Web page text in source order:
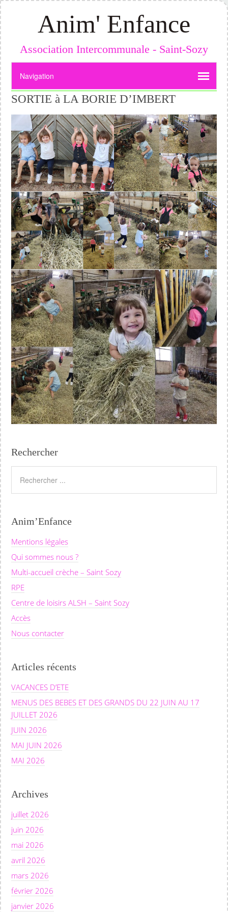
Anim' Enfance
Association Intercommunale - Saint-Sozy
SORTIE à LA BORIE D’IMBERT
Rechercher
Anim’Enfance
Mentions légales
Qui sommes nous ?
Multi-accueil crèche – Saint Sozy
RPE
Centre de loisirs ALSH – Saint Sozy
Accès
Nous contacter
Articles récents
VACANCES D’ETE
MENUS DES BEBES ET DES GRANDS DU 22 JUIN AU 17
JUILLET 2026
JUIN 2026
MAI JUIN 2026
MAI 2026
Archives
juillet 2026
juin 2026
mai 2026
avril 2026
mars 2026
février 2026
janvier 2026